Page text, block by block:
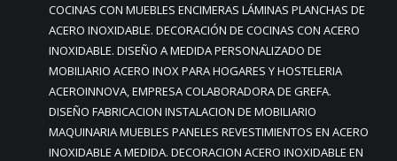
COCINAS CON MUEBLES ENCIMERAS LÁMINAS PLANCHAS DE
ACERO INOXIDABLE. DECORACIÓN DE COCINAS CON ACERO
INOXIDABLE. DISEÑO A MEDIDA PERSONALIZADO DE
MOBILIARIO ACERO INOX PARA HOGARES Y HOSTELERIA
ACEROINNOVA, EMPRESA COLABORADORA DE GREFA.
DISEÑO FABRICACION INSTALACION DE MOBILIARIO
MAQUINARIA MUEBLES PANELES REVESTIMIENTOS EN ACERO
INOXIDABLE A MEDIDA. DECORACION ACERO INOXIDABLE EN